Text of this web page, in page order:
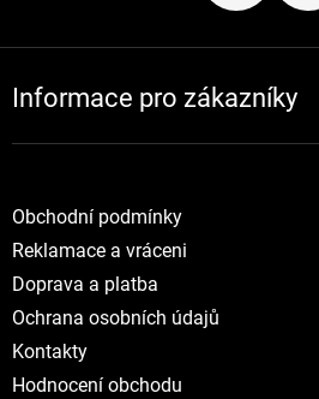
Informace pro zákazníky
Obchodní podmínky
Reklamace a vráceni
Doprava a platba
Ochrana osobních údajů
Kontakty
Hodnocení obchodu